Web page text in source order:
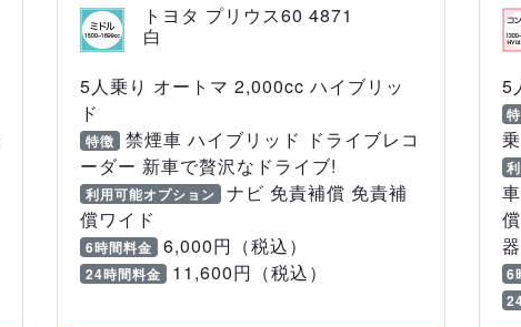
トヨタ プリウス60 4871
白
5人乗り オートマ 2,000cc ハイブリッ
ド
特徴 禁煙車 ハイブリッド ドライブレコ
ーダー 新車で贅沢なドライブ!
利用可能オプション ナビ 免責補償 免責補
償ワイド
6時間料金 6,000円（税込）
24時間料金 11,600円（税込）
5
6